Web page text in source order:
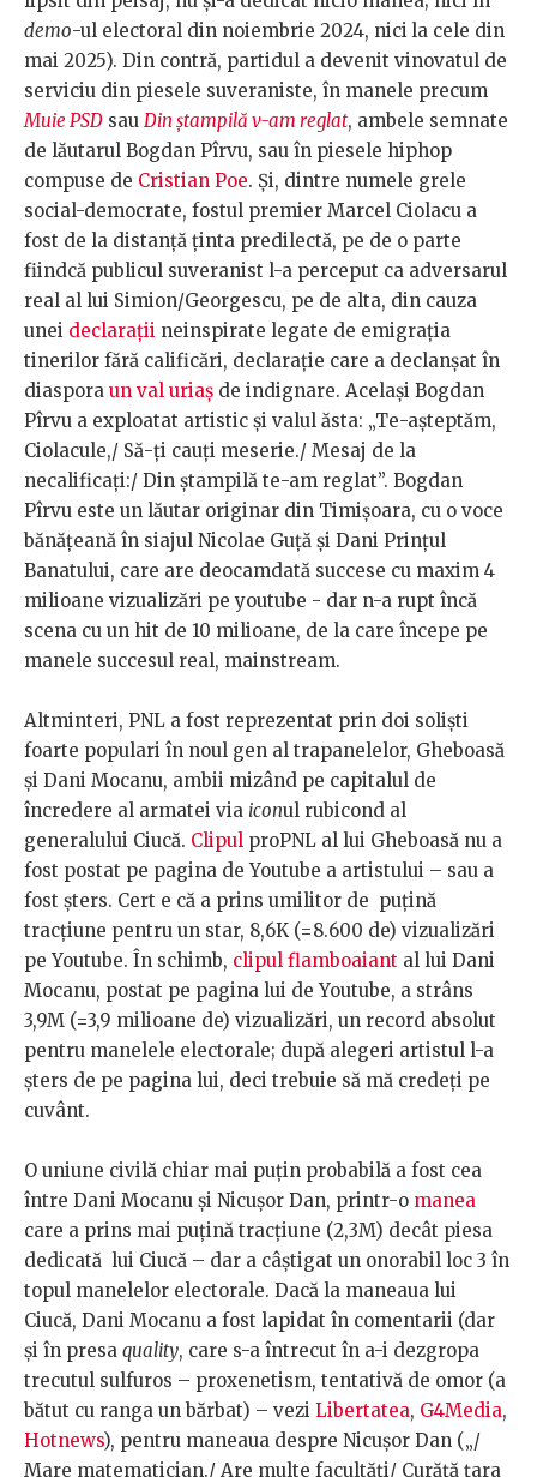
demo-ul electoral din noiembrie 2024, nicila cele din
mai 2025). Din contră, partidul a devenit vinovatul de
serviciu din piesele suveraniste, în manele precum
Muie PSD sau Din ștampilă v-am reglat, ambele semnate
de lăutarul Bogdan Pîrvu, sau în piesele hiphop
compuse de Cristian Poe. Și, dintre numele grele
social-democrate, fostul premier Marcel Ciolacu a
fost de la distanță ținta predilectă, pe de o parte
fiindcă publicul suveranist l-a perceput ca adversarul
real al lui Simion/Georgescu, pe de alta, din cauza
unei declarații neinspirate legate de emigrația
tinerilor fără calificări, declarație care a declanșat în
diaspora un val uriaș de indignare. Același Bogdan
Pîrvu a exploatat artistic și valul ăsta: „Te-așteptăm,
Ciolacule,/ Să-ți cauți meserie./ Mesaj de la
necalificați:/ Din ștampilă te-am reglat”. Bogdan
Pîrvu este un lăutar originar din Timișoara, cu o voce
bănățeană în siajul Nicolae Guță și Dani Prințul
Banatului, care are deocamdată succese cu maxim 4
milioane vizualizări pe youtube - dar n-a rupt încă
scena cu un hit de 10 milioane, de la care începe pe
manele succesul real, mainstream.
Altminteri, PNL a fost reprezentat prin doi soliști
foarte populari în noul gen al trapanelelor, Gheboasă
și Dani Mocanu, ambii mizând pe capitalul de
încredere al armatei via iconul rubicond al
generalului Ciucă. Clipul proPNL al lui Gheboasă nu a
fost postat pe pagina de Youtube a artistului – sau a
fost șters. Cert e că a prins umilitor de puțină
tracțiune pentru un star, 8,6K (=8.600 de) vizualizări
pe Youtube. În schimb, clipul flamboaiant al lui Dani
Mocanu, postat pe pagina lui de Youtube, a strâns
3,9M (=3,9 milioane de) vizualizări, un record absolut
pentru manelele electorale; după alegeri artistul l-a
șters de pe pagina lui, deci trebuie să mă credeți pe
cuvânt.
O uniune civilă chiar mai puțin probabilă a fost cea
între Dani Mocanu și Nicușor Dan, printr-o manea
care a prins mai puțină tracțiune (2,3M) decât piesa
dedicată lui Ciucă – dar a câștigat un onorabil loc 3 în
topul manelelor electorale. Dacă la maneaua lui
Ciucă, Dani Mocanu a fost lapidat în comentarii (dar
și în presa quality, care s-a întrecut în a-i dezgropa
trecutul sulfuros – proxenetism, tentativă de omor (a
bătut cu ranga un bărbat) – vezi Libertatea, G4Media,
Hotnews), pentru maneaua despre Nicușor Dan („/
Mare matematician./ Are multe facultăți/ Curăță țara